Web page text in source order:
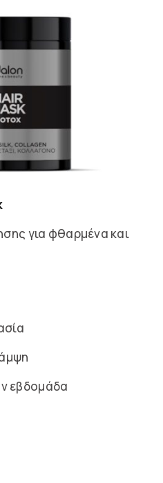
για φθαρμένα και
εβδομάδα